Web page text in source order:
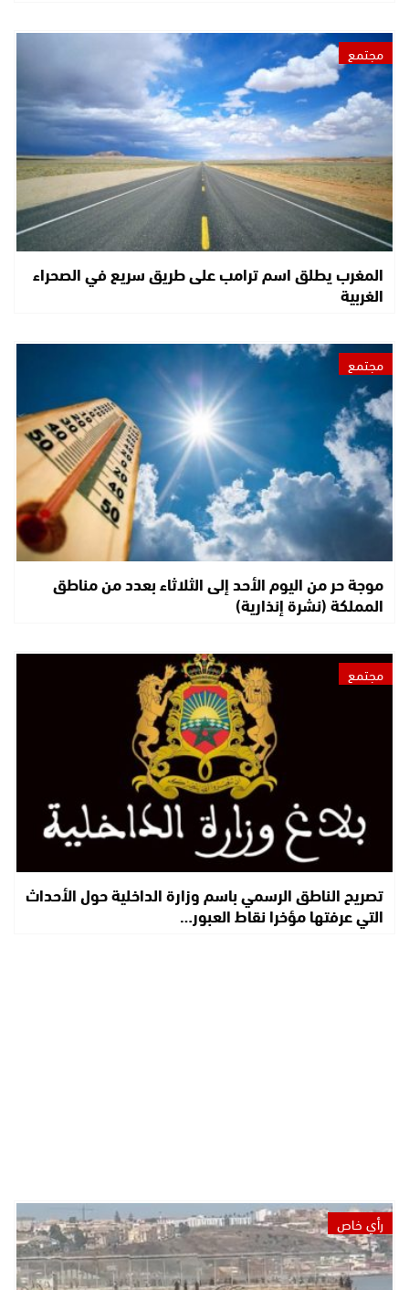
مجتمع
المغرب يطلق اسم ترامب على طريق سريع في الصحراء
الغربية
مجتمع
موجة حر من اليوم الأحد إلى الثلاثاء بعدد من مناطق
المملكة (نشرة إنذارية)
مجتمع
تصريح الناطق الرسمي باسم وزارة الداخلية حول الأحداث
التي عرفتها مؤخرا نقاط العبور…
رأي خاص